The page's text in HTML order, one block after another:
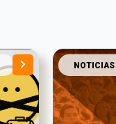
NOTICIAS